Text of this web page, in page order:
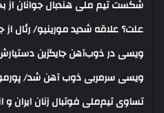
شکست تیم ملی هندبال جوانان
علت؟ علاقه شدید مورینیو/ رئال
ویسی در ذوب‌آهن جایگزین
ویسی سرمربی ذوب آهن شد/ پورموسوی پس از
تساوی تیم‌ملی فوتبال زنان ایران و